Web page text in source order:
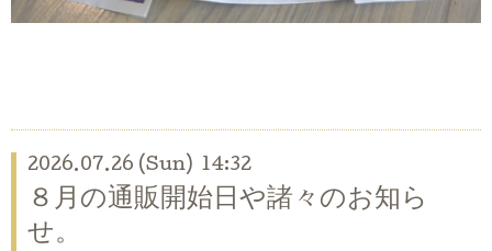
2026.07.26 (Sun) 14:32
８月の通販開始日や諸々のお知ら
せ。